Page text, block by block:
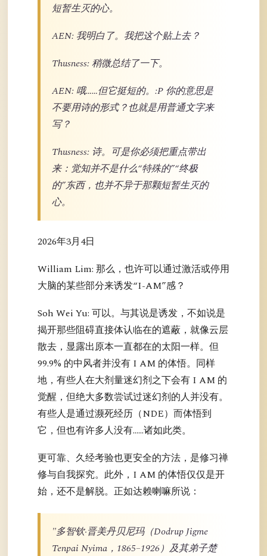
短暂生灭的心。
AEN: 我明白了。我把这个贴上去？
Thusness: 稍微总结了一下。
AEN: 哦……但它挺短的。:P 你的意思是
不要用诗的形式？也就是用普通文字来
写？
Thusness: 诗。可是你必须把重点带出
来：觉知并不是什么“特殊的”“终极
的”东西，也并不异于那颗短暂生灭的
心。
2026年3月4日
William Lim: 那么，也许可以通过激活或停用
大脑的某些部分来诱发“I-AM”感？
Soh Wei Yu: 可以。与其说是诱发，不如说是
揭开那些阻碍直接体认临在的遮蔽，就像云层
散去，显露出原本一直都在的太阳一样。但
99.9% 的中风者并没有 I AM 的体悟。同样
地，有些人在大剂量迷幻剂之下会有 I AM 的
觉醒，但绝大多数尝试过迷幻剂的人并没有。
有些人是通过濒死经历（NDE）而体悟到
它，但也有许多人没有……诸如此类。
更可靠、久经考验也更安全的方法，是修习禅
修与自我探究。此外，I AM 的体悟仅仅是开
始，还不是解脱。正如达赖喇嘛所说：
"多智钦·晋美丹贝尼玛（Dodrup Jigme
Tenpai Nyima，1865–1926）及其弟子楚